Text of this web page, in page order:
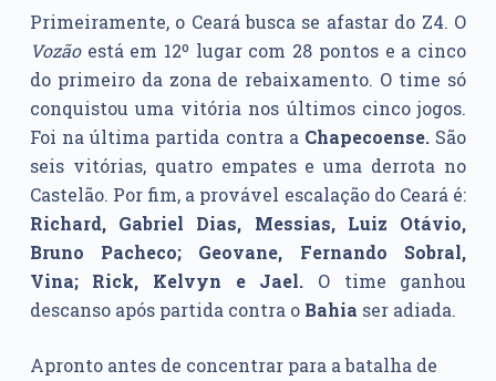
Primeiramente, o Ceará busca se afastar do Z4. O
Vozãoestá em 12º lugar com 28 pontos e a cinco
do primeiro da zona de rebaixamento. O time só
conquistou uma vitória nos últimos cinco jogos.
Foi na última partida contra a Chapecoense.São
seis vitórias, quatro empates e uma derrota no
Castelão. Por fim, a provável escalação do Ceará é:
Richard, Gabriel Dias, Messias, Luiz Otávio,
Bruno Pacheco; Geovane, Fernando Sobral,
Vina; Rick, Kelvyn e Jael. O time ganhou
descanso após partida contra o Bahia ser adiada.
Apronto antes de concentrar para a batalha de